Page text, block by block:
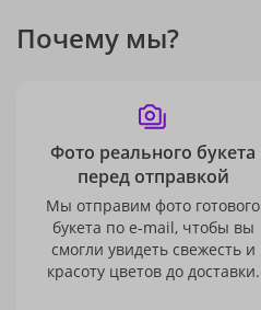
Почему мы?
Фото реального букета
перед отправкой
Мы отправим фото готового
букета по e-mail, чтобы вы
смогли увидеть свежесть и
красоту цветов до доставки.